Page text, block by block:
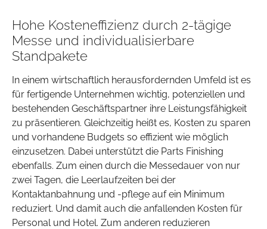
Hohe Kosteneffizienz durch 2-tägige
Messe und individualisierbare
Standpakete
In einem wirtschaftlich herausfordernden Umfeld ist es
für fertigende Unternehmen wichtig, potenziellen und
bestehenden Geschäftspartner ihre Leistungsfähigkeit
zu präsentieren. Gleichzeitig heißt es, Kosten zu sparen
und vorhandene Budgets so effizient wie möglich
einzusetzen. Dabei unterstützt die Parts Finishing
ebenfalls. Zum einen durch die Messedauer von nur
zwei Tagen, die Leerlaufzeiten bei der
Kontaktanbahnung und -pflege auf ein Minimum
reduziert. Und damit auch die anfallenden Kosten für
Personal und Hotel. Zum anderen reduzieren